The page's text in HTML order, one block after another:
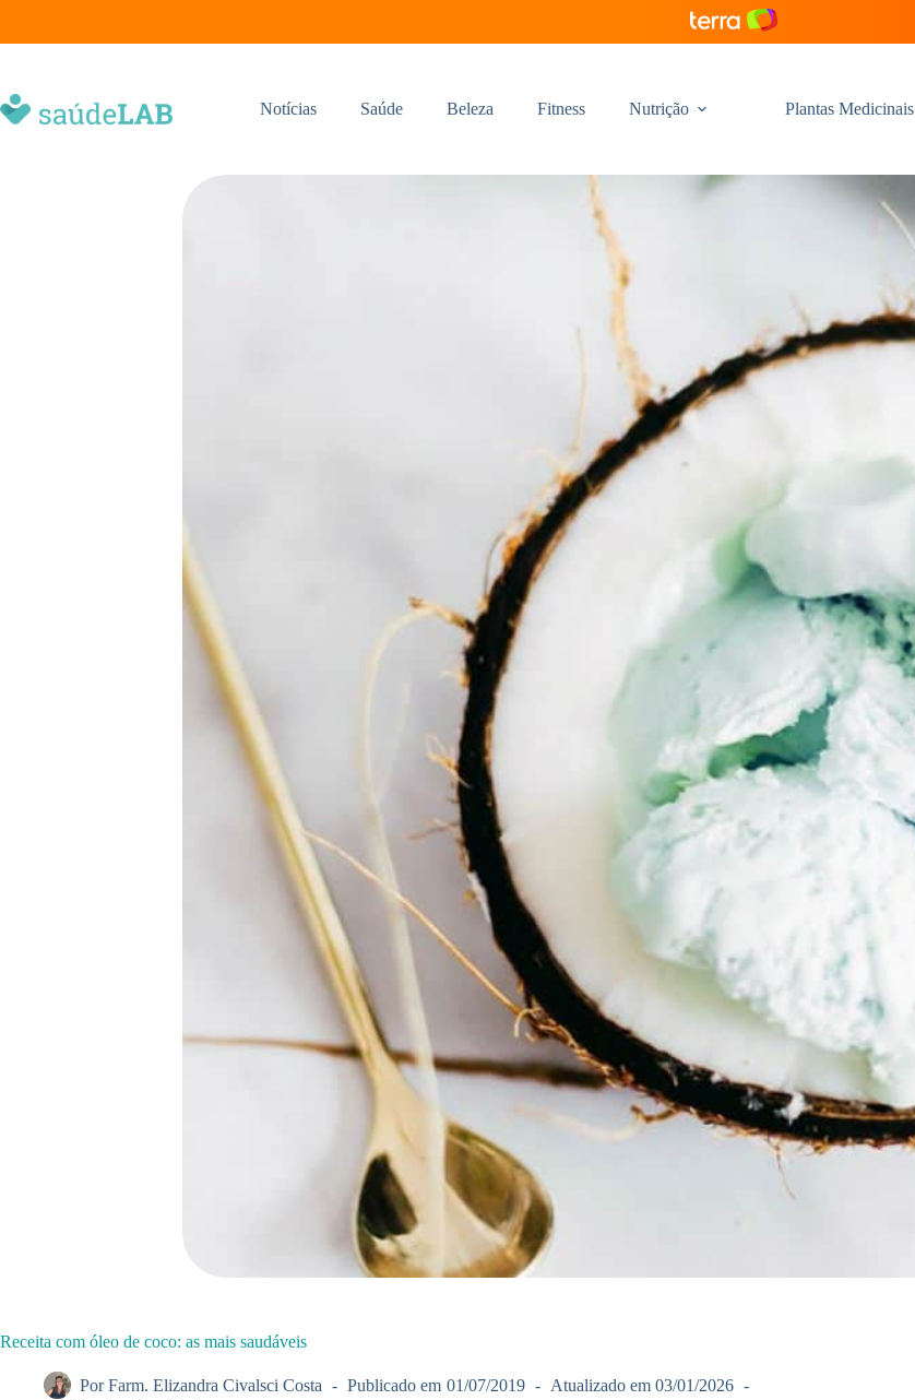
Notícias Saúde Beleza Fitness Nutrição Plantas Medicinais
Receita com óleo de coco: as mais saudáveis
Por Farm. Elizandra Civalsci Costa Publicado em 01/07/2019 Atualizado em 03/01/2026